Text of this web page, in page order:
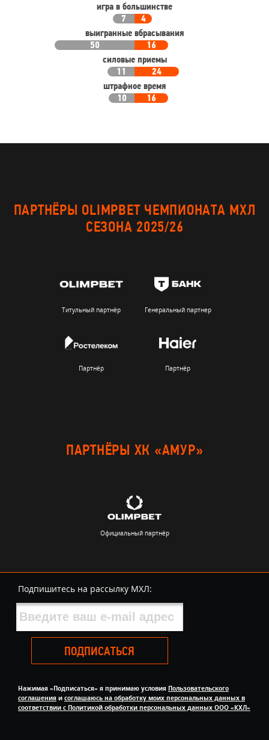
игра в большинстве
7
4
выигранные вбрасывания
50
16
силовые приемы
11
24
штрафное время
10
16
ПАРТНЁРЫ OLIMPBET ЧЕМПИОНАТА МХЛ
СЕЗОНА 2025/26
Титульный партнёр Генеральный партнер
Партнёр Партнёр
ПАРТНЁРЫ ХК «АМУР»
Официальный партнёр
Подпишитесь на рассылку МХЛ:
ПОДПИСАТЬСЯ
Нажимая «Подписаться» я принимаю условия Пользовательского
соглашения и соглашаюсь на обработку моих персональных данных в
соответствии с Политикой обработки персональных данных ООО «КХЛ»